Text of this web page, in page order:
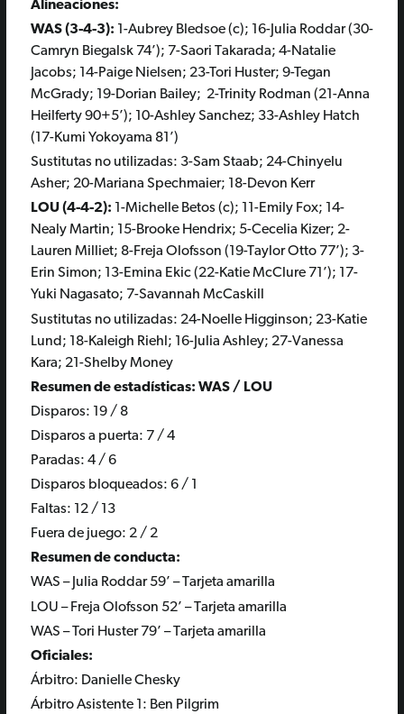
Alineaciones:
WAS (3-4-3): 1-Aubrey Bledsoe (c); 16-Julia Roddar (30-
Camryn Biegalsk 74’); 7-Saori Takarada; 4-Natalie
Jacobs; 14-Paige Nielsen; 23-Tori Huster; 9-Tegan
McGrady; 19-Dorian Bailey; 2-Trinity Rodman (21-Anna
Heilferty 90+5’); 10-Ashley Sanchez; 33-Ashley Hatch
(17-Kumi Yokoyama 81’)
Sustitutas no utilizadas: 3-Sam Staab; 24-Chinyelu
Asher; 20-Mariana Spechmaier; 18-Devon Kerr
LOU (4-4-2): 1-Michelle Betos (c); 11-Emily Fox; 14-
Nealy Martin; 15-Brooke Hendrix; 5-Cecelia Kizer; 2-
Lauren Milliet; 8-Freja Olofsson (19-Taylor Otto 77’); 3-
Erin Simon; 13-Emina Ekic (22-Katie McClure 71’); 17-
Yuki Nagasato; 7-Savannah McCaskill
Sustitutas no utilizadas: 24-Noelle Higginson; 23-Katie
Lund; 18-Kaleigh Riehl; 16-Julia Ashley; 27-Vanessa
Kara; 21-Shelby Money
Resumen de estadísticas: WAS / LOU
Disparos: 19 / 8
Disparos a puerta: 7 / 4
Paradas: 4 / 6
Disparos bloqueados: 6 / 1
Faltas: 12 / 13
Fuera de juego: 2 / 2
Resumen de conducta:
WAS – Julia Roddar 59’ –Tarjeta amarilla
LOU – Freja Olofsson 52’ – Tarjeta amarilla
WAS – Tori Huster 79’ –Tarjeta amarilla
Oficiales:
Árbitro: Danielle Chesky
Árbitro Asistente 1: Ben Pilgrim